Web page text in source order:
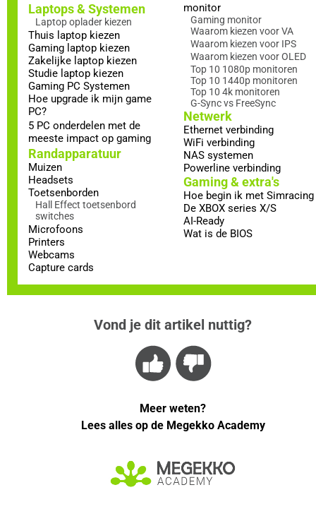
Laptops & Systemen
Laptop oplader kiezen
Thuis laptop kiezen
Gaming laptop kiezen
Zakelijke laptop kiezen
Studie laptop kiezen
Gaming PC Systemen
Hoe upgrade ik mijn game
PC?
5 PC onderdelen met de
meeste impact op gaming
Randapparatuur
Muizen
Headsets
Toetsenborden
Hall Effect toetsenbord
switches
Microfoons
Printers
Webcams
Capture cards
monitor
Gaming monitor
Waarom kiezen voor VA
Waarom kiezen voor IPS
Waarom kiezen voor OLED
Top 10 1080p monitoren
Top 10 1440p monitoren
Top 10 4k monitoren
G-Sync vs FreeSync
Netwerk
Ethernet verbinding
WiFi verbinding
NAS systemen
Powerline verbinding
Gaming & extra's
Hoe begin ik met Simracing
De XBOX series X/S
AI-Ready
Wat is de BIOS
Vond je dit artikel nuttig?
Meer weten?
Lees alles op de Megekko Academy